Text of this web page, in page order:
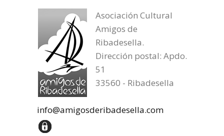
Asociación Cultural
Amigos de
Ribadesella.
Dirección postal: Apdo.
51
33560 - Ribadesella
info@amigosderibadesella.com